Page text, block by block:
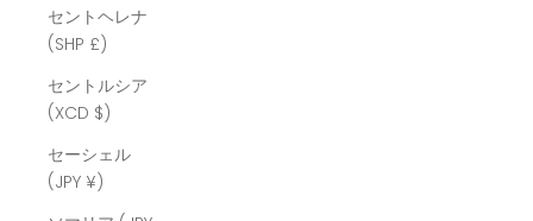
セントヘレナ
(SHP £)
セントルシア
(XCD $)
セーシェル
(JPY ¥)